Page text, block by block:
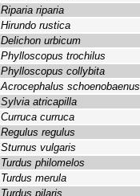
Riparia riparia
Hirundo rustica
Delichon urbicum
Phylloscopus trochilus
Phylloscopus collybita
Acrocephalus schoenobaenus
Sylvia atricapilla
Curruca curruca
Regulus regulus
Sturnus vulgaris
Turdus philomelos
Turdus merula
Turdus pilaris